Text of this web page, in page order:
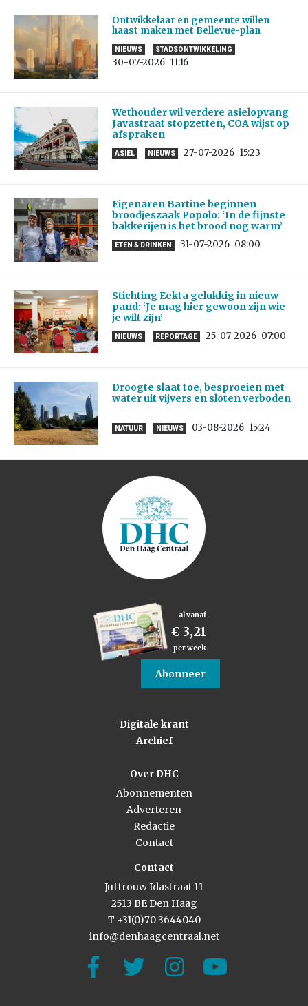
Ontwikkelaar en gemeente willen
haast maken met Bellevue-plan
NIEUWS STADSONTWIKKELING
30-07-2026 11:16
Wethouder wil verdere asielopvang
Javastraat stopzetten, COA wijst op
afspraken
ASIEL NIEUWS 27-07-2026 15:23
Eigenaren Bartine beginnen
broodjeszaak Popolo: ‘In de fijnste
bakkerijen is het brood nog warm’
ETEN & DRINKEN 31-07-2026 08:00
Stichting Eekta gelukkig in nieuw
pand: ‘Je mag hier gewoon zijn wie
je wilt zijn’
NIEUWS REPORTAGE 25-07-2026 07:00
Droogte slaat toe, besproeien met
water uit vijvers en sloten verboden
NATUUR NIEUWS 03-08-2026 15:24
al vanaf
€ 3,21
per week
Abonneer
Digitale krant
Archief
Over DHC
Abonnementen
Adverteren
Redactie
Contact
Contact
Juffrouw Idastraat 11
2513 BE Den Haag
T +31(0)70 3644040
info@denhaagcentraal.net